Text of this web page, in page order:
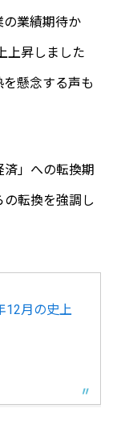
の業績期待か
上昇しました
懸念する声も
」への転換期
転換を強調し
12月の史上